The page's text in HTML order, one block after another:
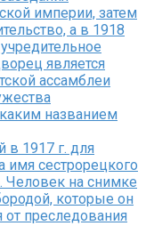
империи, затем
а в 1918
является
ассамблеи
названием
в 1917 г. для
имя сестрорецкого
Человек на снимке
которые он
от преследования